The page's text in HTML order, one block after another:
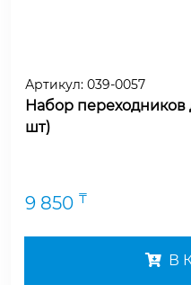
Артикул: 039-0057
Набор переходников
шт)
9 850 ₸
В